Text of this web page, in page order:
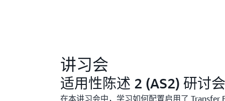
讲习会
适用性陈述 2 (AS2) 研讨
在本讲习会中，学习如何配置启用了 Transfer